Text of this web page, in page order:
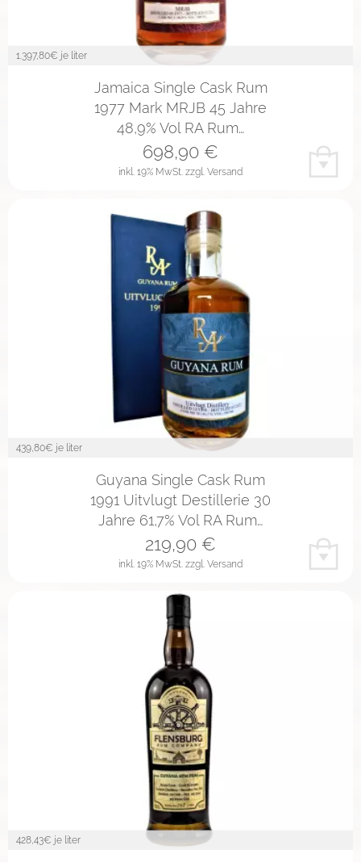
1.397,80€ je liter
Jamaica Single Cask Rum
1977 Mark MRJB 45 Jahre
48,9% Vol RA Rum…
inkl. 19% MwSt. zzgl. Versand
698,90 €
439,80€ je liter
Guyana Single Cask Rum
1991 Uitvlugt Destillerie 30
Jahre 61,7% Vol RA Rum…
inkl. 19% MwSt. zzgl. Versand
219,90 €
428,43€ je liter